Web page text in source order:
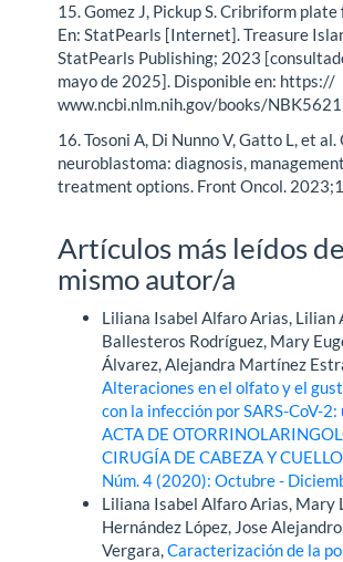
15. Gomez J, Pickup S. Cribriform
En: StatPearls [Internet]. Treasure
StatPearls Publishing; 2023
mayo de 2025]. Disponible en: https://
www.ncbi.nlm.nih.gov/books/
16. Tosoni A, Di Nunno V, Gatto L, et
neuroblastoma: diagnosis,
treatment options. Front Oncol.
Artículos más leídos
mismo autor/a
Liliana Isabel Alfaro Arias, Lilian
Ballesteros Rodríguez, Mary
Álvarez, Alejandra Martínez
Alteraciones en el olfato y el
con la infección por SARS-CoV-
ACTA DE
CIRUGÍA DE CABEZA Y
Núm. 4 (2020): Octubre -
Liliana Isabel Alfaro Arias, Mary
Hernández López, Jose
Vergara,Caracterización de la